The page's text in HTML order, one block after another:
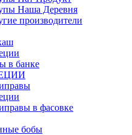
Наша Деревня
производители
в банке
в фасовке
бобы